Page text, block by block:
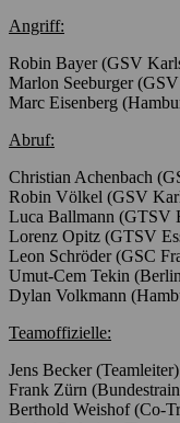
Angriff:
Robin Bayer (GSV
Marlon Seeburger
Marc Eisenberg
Abruf:
Christian Achenbach
Robin Völkel (GSV
Luca Ballmann (GTSV
Lorenz Opitz (GTSV
Leon Schröder (GSC
Umut-Cem Tekin
Dylan Volkmann
Teamoffizielle:
Jens Becker (Teamleiter)
Frank Zürn
Berthold Weishof (Co-